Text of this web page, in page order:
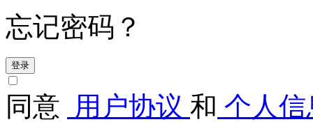
忘记密码？
登录
同意 用户协议 和 个人